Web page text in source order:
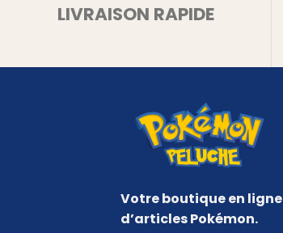
LIVRAISON RAPIDE
Votre boutique en ligne
d’articles Pokémon.